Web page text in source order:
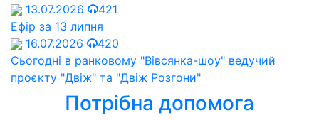
13.07.2026
421
Ефір за 13 липня
16.07.2026
420
Сьогодні в ранковому "Вівсянка-шоу" ведучий
проєкту "Двіж" та "Двіж Розгони"
Потрібна допомога